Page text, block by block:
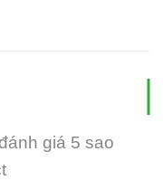
giá 5 sao